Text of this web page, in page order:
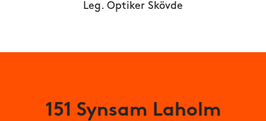
Leg. Optiker Skövde
151 Synsam Laholm